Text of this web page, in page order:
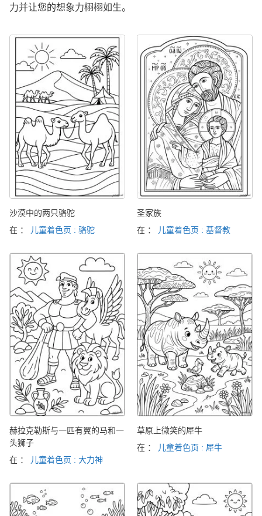
力并让您的想象力栩栩如生。
沙漠中的两只骆驼
在 ：
儿童着色页 : 骆驼
圣家族
在 ：
儿童着色页 : 基督教
赫拉克勒斯与一匹有翼的马和一
头狮子
在 ：
儿童着色页 : 大力神
草原上微笑的犀牛
在 ：
儿童着色页 : 犀牛